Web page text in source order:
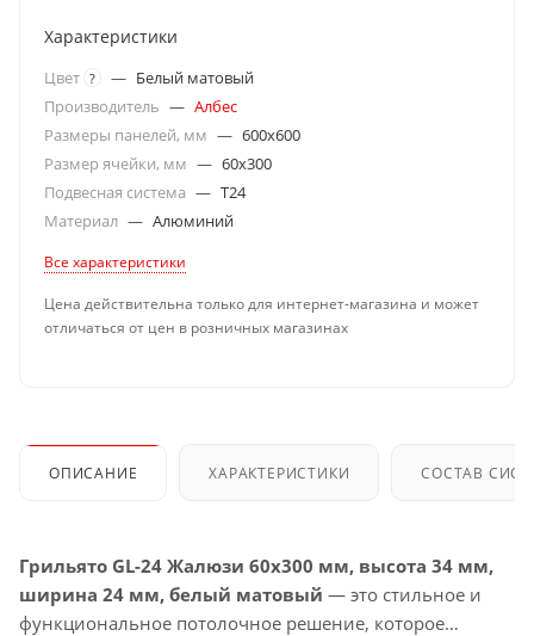
Характеристики
Цвет ? — Белый матовый
Производитель — Албес
Размеры панелей, мм — 600x600
Размер ячейки, мм — 60x300
Подвесная система — T24
Материал — Алюминий
Все характеристики
Цена действительна только для интернет-магазина и может
отличаться от цен в розничных магазинах
ОПИСАНИЕ ХАРАКТЕРИСТИКИ СОСТАВ
Грильято GL-24 Жалюзи 60x300 мм, высота 34 мм,
ширина 24 мм, белый матовый — это стильное и
функциональное потолочное решение, которое